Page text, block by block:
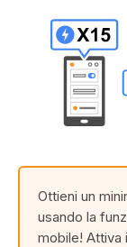
Ottieni un
usando la
mobile! Attiva